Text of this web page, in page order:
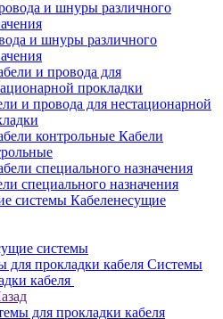
и шнуры различного
и провода для нестационарной
Кабели
специального назначения
Кабеленесущие
системы
Системы
кабеля
для прокладки кабеля